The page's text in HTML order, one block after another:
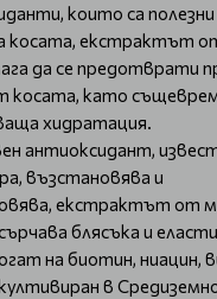
които са
косата, екстрактът
да се предотврати
косата, като
хидратация.
антиоксидант,
възстановява и
екстрактът от
блясъка и
на биотин, ниацин,
в